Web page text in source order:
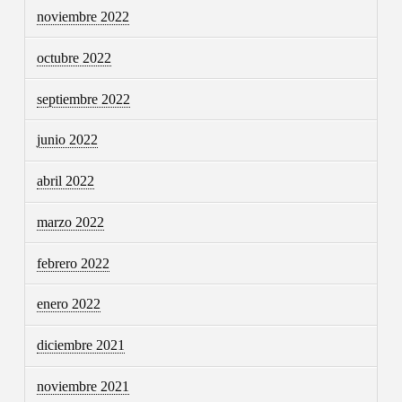
noviembre 2022
octubre 2022
septiembre 2022
junio 2022
abril 2022
marzo 2022
febrero 2022
enero 2022
diciembre 2021
noviembre 2021